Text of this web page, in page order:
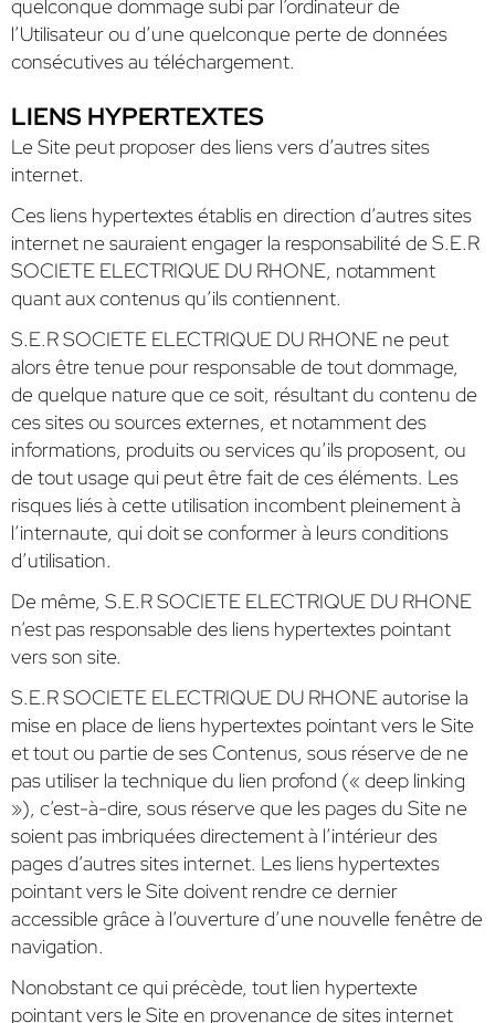
quelconque dommage subi par l’ordinateur de
l’Utilisateur ou d’une quelconque perte de données
consécutives au téléchargement.
LIENS HYPERTEXTES
Le Site peut proposer des liens vers d’autres sites
internet.
Ces liens hypertextes établis en direction d’autres sites
internet ne sauraient engager la responsabilité de S.E.R
SOCIETE ELECTRIQUE DU RHONE, notamment
quant aux contenus qu’ils contiennent.
S.E.R SOCIETE ELECTRIQUE DU RHONE ne peut
alors être tenue pour responsable de tout dommage,
de quelque nature que ce soit, résultant du contenu de
ces sites ou sources externes, et notamment des
informations, produits ou services qu’ils proposent, ou
de tout usage qui peut être fait de ces éléments. Les
risques liés à cette utilisation incombent pleinement à
l’internaute, qui doit se conformer à leurs conditions
d’utilisation.
De même, S.E.R SOCIETE ELECTRIQUE DU RHONE
n’est pas responsable des liens hypertextes pointant
vers son site.
S.E.R SOCIETE ELECTRIQUE DU RHONE autorise la
mise en place de liens hypertextes pointant vers le Site
et tout ou partie de ses Contenus, sous réserve de ne
pas utiliser la technique du lien profond (« deep linking
»), c’est-à-dire, sous réserve que les pages du Site ne
soient pas imbriquées directement à l’intérieur des
pages d’autres sites internet. Les liens hypertextes
pointant vers le Site doivent rendre ce dernier
accessible grâce à l’ouverture d’une nouvelle fenêtre de
navigation.
Nonobstant ce qui précède, tout lien hypertexte
pointant vers le Site en provenance de sites internet